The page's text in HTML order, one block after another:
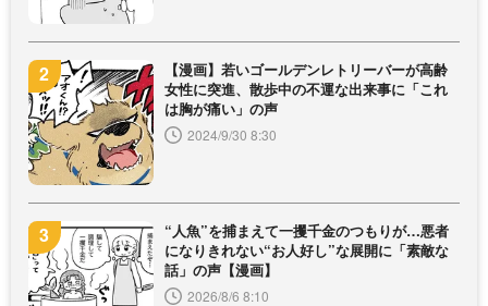
【漫画】若いゴールデンレトリーバーが高齢
女性に突進、散歩中の不運な出来事に「これ
は胸が痛い」の声
2024/9/30 8:30
“人魚”を捕まえて一攫千金のつもりが…悪者
になりきれない“お人好し”な展開に「素敵な
話」の声【漫画】
2026/8/6 8:10